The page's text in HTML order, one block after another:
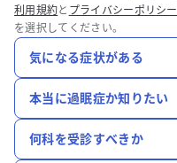
利用規約と プライバシーポリシー
を選択してください。
気になる症状がある
本当に過眠症か知りたい
何科を受診すべきか